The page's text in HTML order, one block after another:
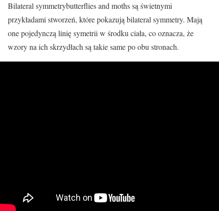
Bilateral symmetrybutterflies and moths są świetnymi
przykładami stworzeń, które pokazują bilateral symmetry. Mają
one pojedynczą linię symetrii w środku ciała, co oznacza, że
wzory na ich skrzydłach są takie same po obu stronach.